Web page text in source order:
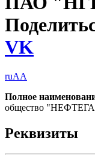
VK
ruAA
Полное
общество
Реквизиты